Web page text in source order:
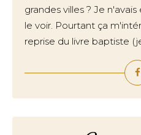
grandes villes ? Je
le voir. Pourtant ça
reprise du livre baptiste